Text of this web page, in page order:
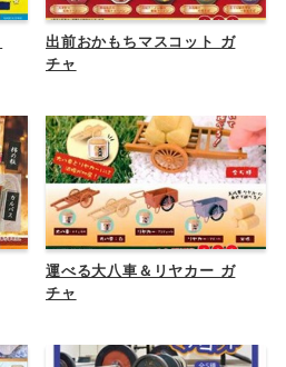
出前おかもちマスコット ガ
チャ
運べる大八車＆リヤカー ガ
チャ